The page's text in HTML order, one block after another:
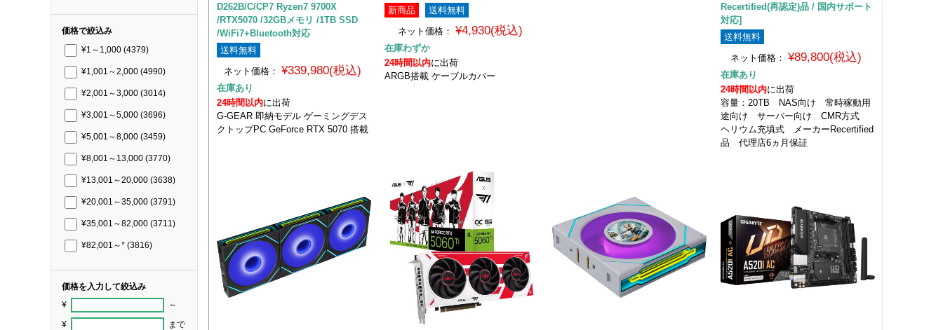
価格で絞込み
¥1～1,000 (4379)
¥1,001～2,000 (4990)
¥2,001～3,000 (3014)
¥3,001～5,000 (3696)
¥5,001～8,000 (3459)
¥8,001～13,000 (3770)
¥13,001～20,000 (3638)
¥20,001～35,000 (3791)
¥35,001～82,000 (3711)
¥82,001～* (3816)
価格を入力して絞込み
¥ ～
¥ まで
D262B/C/CP7 Ryzen7 9700X
/RTX5070 /32GBメモリ /1TB SSD
/WiFi7+Bluetooth対応
送料無料
ネット価格： ¥339,980(税込)
在庫あり
24時間以内に出荷
G-GEAR 即納モデル ゲーミングデス
クトップPC GeForce RTX 5070 搭載
新商品
送料無料
ネット価格： ¥4,930(税込)
在庫わずか
24時間以内に出荷
ARGB搭載 ケーブルカバー
Recertified(再認定)品 / 国内サポート
対応]
送料無料
ネット価格： ¥89,800(税込)
在庫あり
24時間以内に出荷
容量：20TB NAS向け 常時稼動用
途向け サーバー向け CMR方式
ヘリウム充填式 メーカーRecertified
品 代理店6ヵ月保証